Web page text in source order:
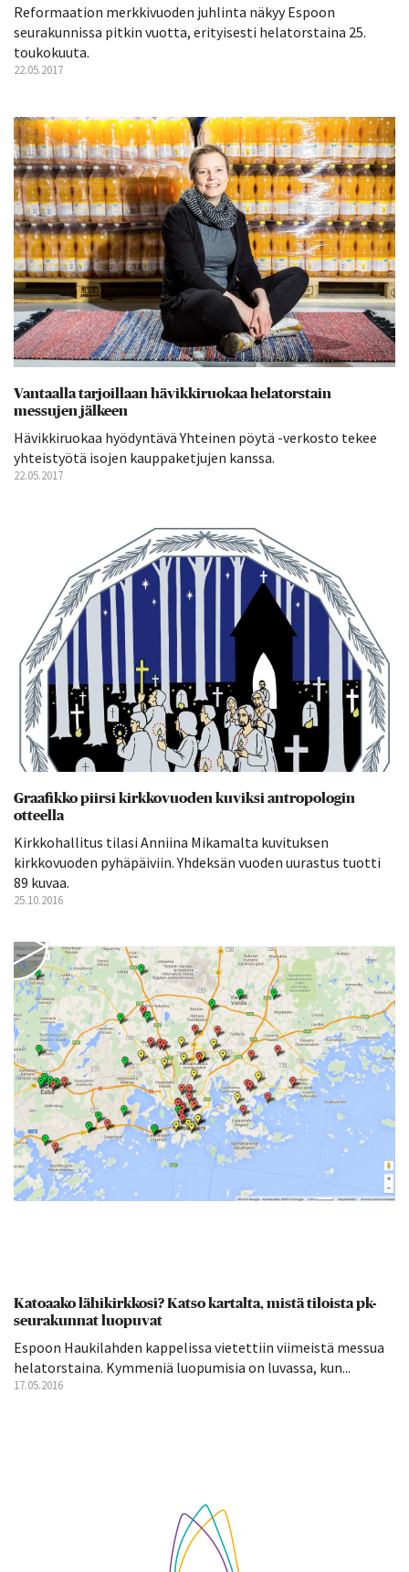
Reformaation merkkivuoden juhlinta näkyy Espoon
seurakunnissa pitkin vuotta, erityisesti helatorstaina 25.
toukokuuta.
22.05.2017
Vantaalla tarjoillaan hävikkiruokaa helatorstain
messujen jälkeen
Hävikkiruokaa hyödyntävä Yhteinen pöytä -verkosto tekee
yhteistyötä isojen kauppaketjujen kanssa.
22.05.2017
Graafikko piirsi kirkkovuoden kuviksi antropologin
otteella
Kirkkohallitus tilasi Anniina Mikamalta kuvituksen
kirkkovuoden pyhäpäiviin. Yhdeksän vuoden uurastus tuotti
89 kuvaa.
25.10.2016
Katoaako lähikirkkosi? Katso kartalta, mistä tiloista pk-
seurakunnat luopuvat
Espoon Haukilahden kappelissa vietettiin viimeistä messua
helatorstaina. Kymmeniä luopumisia on luvassa, kun...
17.05.2016